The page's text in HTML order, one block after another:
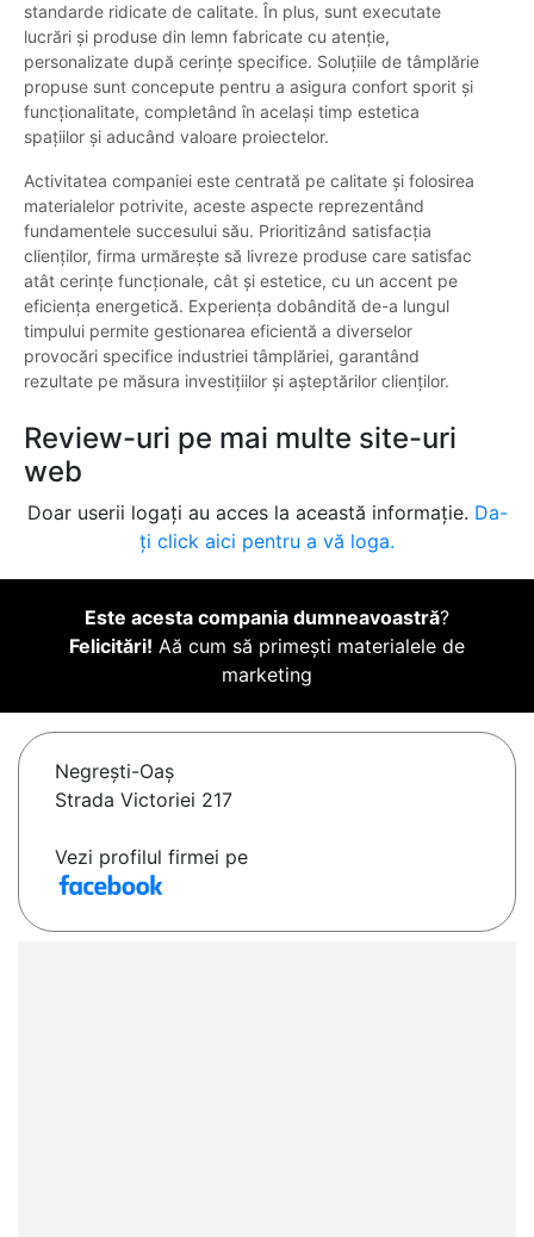
standarde ridicate de calitate. În plus, sunt executate
lucrări și produse din lemn fabricate cu atenție,
personalizate după cerințe specifice. Soluțiile de tâmplărie
propuse sunt concepute pentru a asigura confort sporit și
funcționalitate, completând în același timp estetica
spațiilor și aducând valoare proiectelor.
Activitatea companiei este centrată pe calitate și folosirea
materialelor potrivite, aceste aspecte reprezentând
fundamentele succesului său. Prioritizând satisfacția
clienților, firma urmărește să livreze produse care satisfac
atât cerințe funcționale, cât și estetice, cu un accent pe
eficiența energetică. Experiența dobândită de-a lungul
timpului permite gestionarea eficientă a diverselor
provocări specifice industriei tâmplăriei, garantând
rezultate pe măsura investițiilor și așteptărilor clienților.
Review-uri pe mai multe site-uri
web
Doar userii logați au acces la această informație. Da-
ți click aici pentru a vă loga.
Este acesta compania dumneavoastră?
Felicitări! Aă cum să primești materialele de
marketing
Negreşti-Oaş
Strada Victoriei 217
Vezi profilul firmei pe